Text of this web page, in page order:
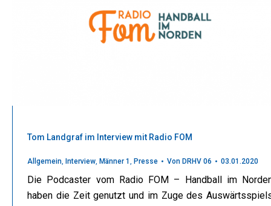
Tom Landgraf im Interview mit Radio FOM
Allgemein, Interview, Männer 1 , Presse Von DRHV 06 03.01.2020
Die Podcaster vom Radio FOM – Handball im
haben die Zeit genutzt und im Zuge des